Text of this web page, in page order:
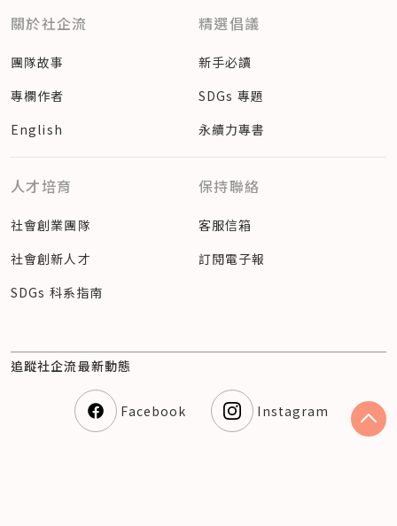
關於社企流
團隊故事
專欄作者
English
精選倡議
新手必讀
SDGs 專題
永續力專書
人才培育
社會創業團隊
社會創新人才
SDGs 科系指南
保持聯絡
客服信箱
訂閱電子報
追蹤社企流最新動態
Facebook Instagram